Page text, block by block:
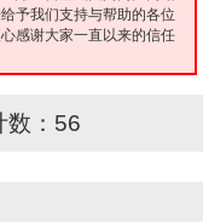
予我们支持与帮助的各位
感谢大家一直以来的信任
数：56